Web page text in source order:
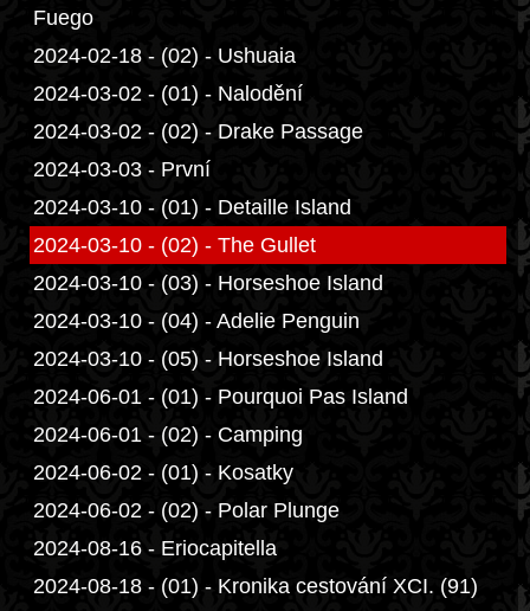
Fuego
2024-02-18 - (02) - Ushuaia
2024-03-02 - (01) - Nalodění
2024-03-02 - (02) - Drake Passage
2024-03-03 - První
2024-03-10 - (01) - Detaille Island
2024-03-10 - (02) - The Gullet
2024-03-10 - (03) - Horseshoe Island
2024-03-10 - (04) - Adelie Penguin
2024-03-10 - (05) - Horseshoe Island
2024-06-01 - (01) - Pourquoi Pas Island
2024-06-01 - (02) - Camping
2024-06-02 - (01) - Kosatky
2024-06-02 - (02) - Polar Plunge
2024-08-16 - Eriocapitella
2024-08-18 - (01) - Kronika cestování XCI. (91)